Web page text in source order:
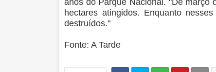
hectares atingidos. Enquanto
destruídos."
Fonte: A Tarde